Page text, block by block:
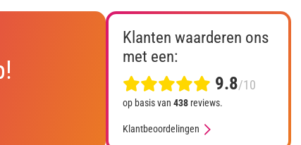
Klanten waarderen ons
met een:
9.8/10
op basis van 438reviews.
Klantbeoordelingen